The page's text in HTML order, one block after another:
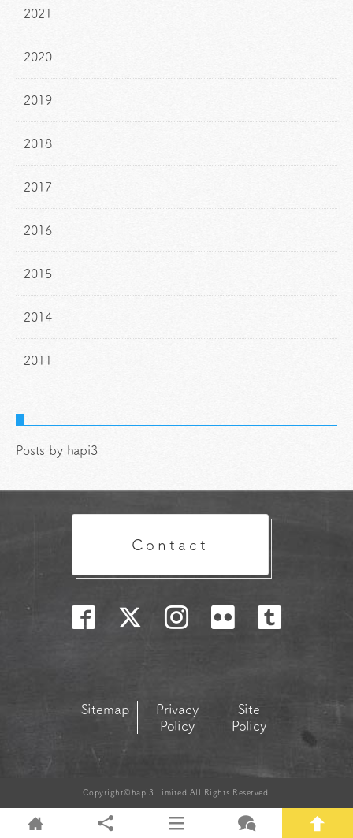
2021
2020
2019
2018
2017
2016
2015
2014
2011
Posts by hapi3
Contact
Sitemap
Privacy
Policy
Site
Policy
Copyright©hapi3.Limited All Rights Reserved.